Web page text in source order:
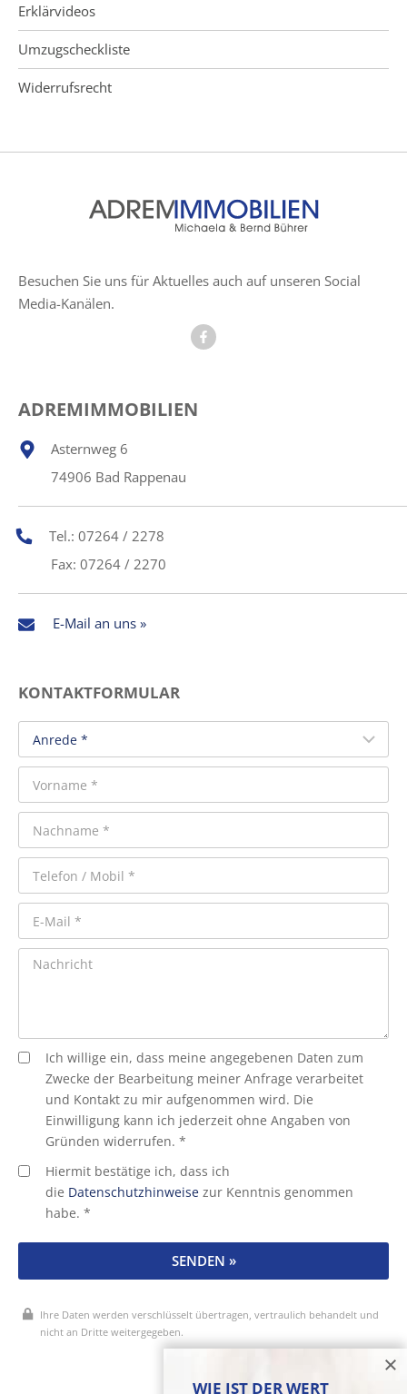
Erklärvideos
Umzugscheckliste
Widerrufsrecht
Besuchen Sie uns für Aktuelles auch auf unseren Social
Media-Kanälen.
ADREMIMMOBILIEN
Asternweg 6
74906 Bad Rappenau
Tel.: 07264 / 2278
Fax: 07264 / 2270
E-Mail an uns »
KONTAKTFORMULAR
Ich willige ein, dass meine angegebenen Daten zum
Zwecke der Bearbeitung meiner Anfrage verarbeitet
und Kontakt zu mir aufgenommen wird. Die
Einwilligung kann ich jederzeit ohne Angaben von
Gründen widerrufen. *
Hiermit bestätige ich, dass ich
die Datenschutzhinweise zur Kenntnis genommen
habe. *
SENDEN »
Ihre Daten werden verschlüsselt übertragen, vertraulich behandelt und
nicht an Dritte weitergegeben.
WIE IST DER WERT